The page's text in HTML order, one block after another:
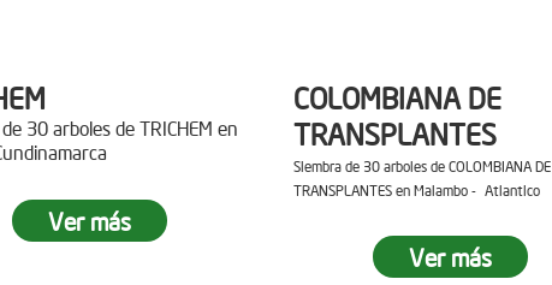
30 arboles de TRICHEM en
Ver más
COLOMBIANA DE
TRANSPLANTES
Siembra de 30 arboles de COLOMBIANA DE
TRANSPLANTES en Malambo - Atlantico
Ver más